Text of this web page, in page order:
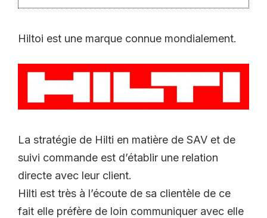
Hiltoi est une marque connue mondialement.
La stratégie de Hilti en matière de SAV et de
suivi commande est d’établir une relation
directe avec leur client.
Hilti est très à l’écoute de sa clientèle de ce
fait elle préfère de loin communiquer avec elle